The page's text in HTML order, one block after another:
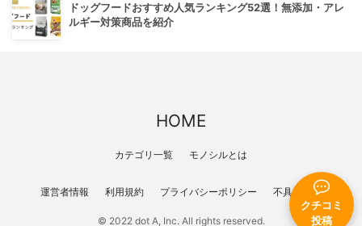
クチコミ
投稿
ドッグフードおすすめ人気ランキング52選！無添加・アレ
ルギー対策商品を紹介
HOME
カテゴリ一覧 モノシルとは
運営者情報 利用規約 プライバシーポリシー 不具合報告
© 2022 dot A, Inc. All rights reserved.